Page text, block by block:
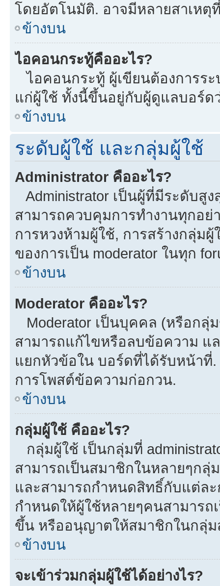
โดยอัตโนมัติ. อาจมีหลายสาเหตุ
ข้างบน
ไอคอนกระทู้คืออะไร?
ไอคอนกระทู้ ผู้เขียนต้องการร
แก่ผู้ใช้ ทั้งนี้ขึ้นอยู่กับผู้ดูแลบอร์ด
ข้างบน
ระดับผู้ใช้ และกลุ่มผู้ใช้
Administrator คืออะไร?
Administrator เป็นผู้ที่มีระดับสู
สามารถควบคุมการทำงานทุกอย่
การหวงห้ามผู้ใช้, การสร้างกลุ่ม
ของการเป็น moderator ในทุก
ข้างบน
Moderator คืออะไร?
Moderator เป็นบุคคล (หรือก
สามารถแก้ไขหรือลบข้อความ แ
แยกหัวข้อใน บอร์ดที่ได้รับหน้าที่.
การโพสต์ข้อความก่อกวน.
ข้างบน
กลุ่มผู้ใช้ คืออะไร?
กลุ่มผู้ใช้ เป็นกลุ่มที่
สามารถเป็นสมาชิกในหลายๆก
และสามารถกำหนดสิทธิ์กับแต่ละ
กำหนดให้ผู้ใช้หลายๆคนสามารถ
ขึ้น หรืออนุญาตให้สมาชิกในกลุ่ม
ข้างบน
จะเข้าร่วมกลุ่มผู้ใช้ได้อย่างไร?